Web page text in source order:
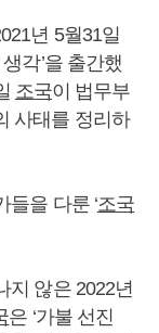
년 5월31일
각’을 출간했
조국이 법무부
사태를 정리하
들을 다룬 ‘조국
지 않은 2022년
은 ‘가불 선진